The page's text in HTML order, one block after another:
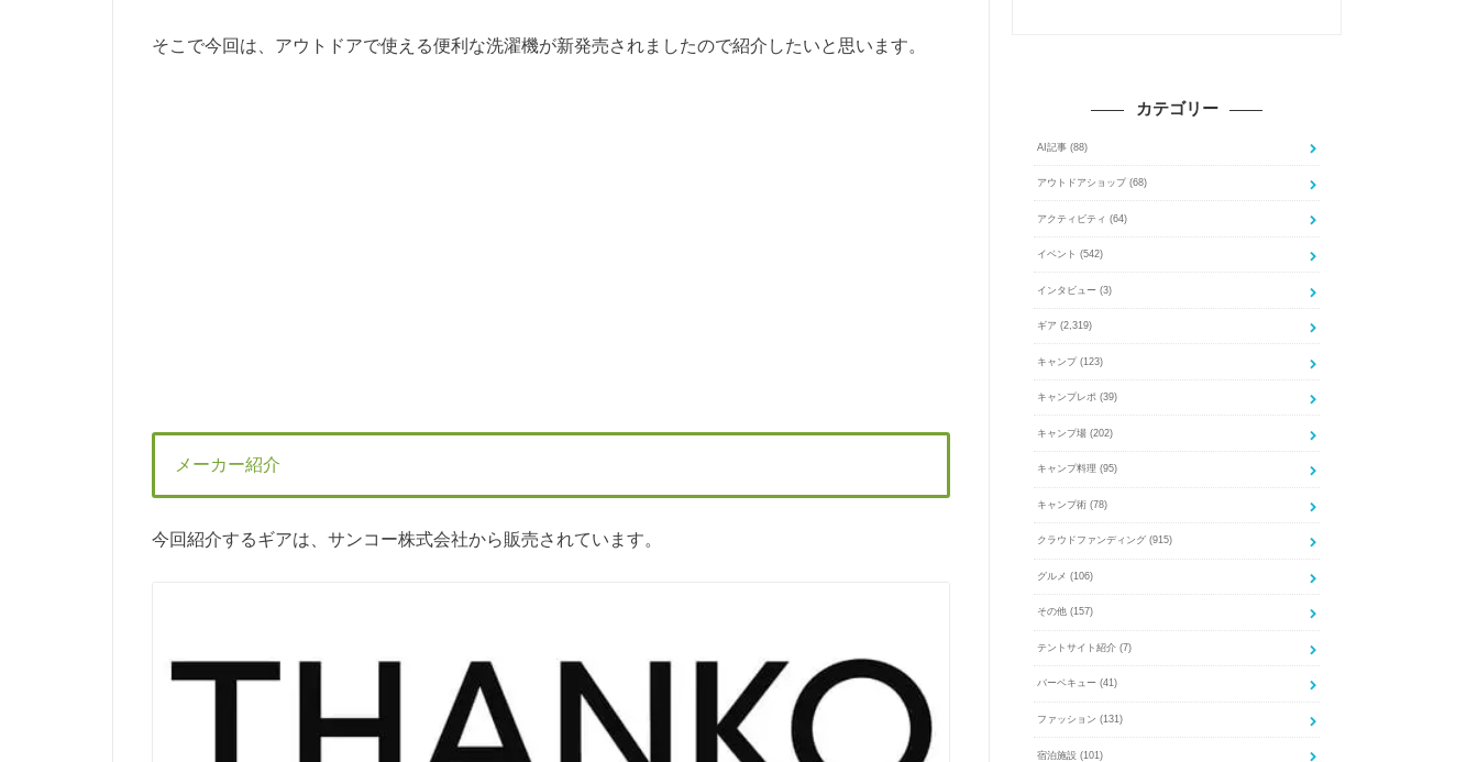
そこで今回は、アウトドアで使える便利な洗濯機が新発売されましたので紹介したいと思います。
メーカー紹介
今回紹介するギアは、サンコー株式会社から販売されています。
カテゴリー
AI記事 (88)
アウトドアショップ (68)
アクティビティ (64)
イベント (542)
インタビュー (3)
ギア (2,319)
キャンプ (123)
キャンプレポ (39)
キャンプ場 (202)
キャンプ料理 (95)
キャンプ術 (78)
クラウドファンディング (915)
グルメ (106)
その他 (157)
テントサイト紹介 (7)
バーベキュー (41)
ファッション (131)
宿泊施設 (101)